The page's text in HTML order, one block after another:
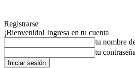
Registrarse
¡Bienvenido! Ingresa en tu cuenta
tu nombre
tu contraseña